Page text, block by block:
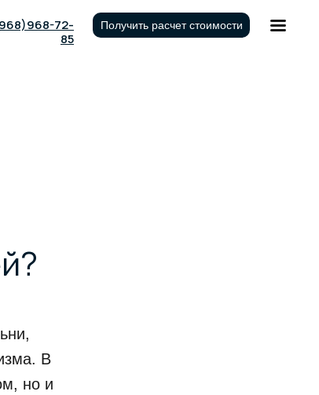
72-
85
Получить расчет стоимости
В
но и